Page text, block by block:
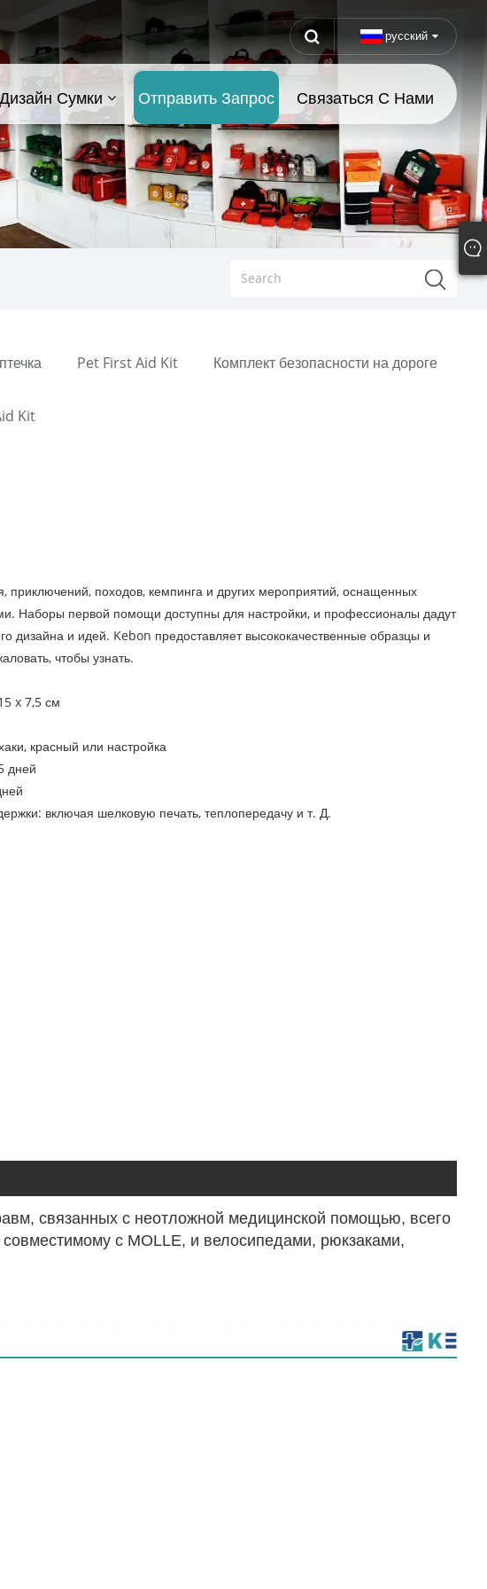
русский
Сумки Отправить Запрос Связаться С Нами
Pet First Aid Kit Комплект безопасности на дороге
Kit
приключений, походов, кемпинга и других мероприятий, оснащенных
Наборы первой помощи доступны для настройки, и профессионалы дадут
дизайна и идей. Kebon предоставляет высококачественные образцы и
чтобы узнать.
x 7,5 см
красный или настройка
дней
включая шелковую печать, теплопередачу и т. Д.
связанных с неотложной медицинской помощью, всего
с MOLLE, и велосипедами, рюкзаками,